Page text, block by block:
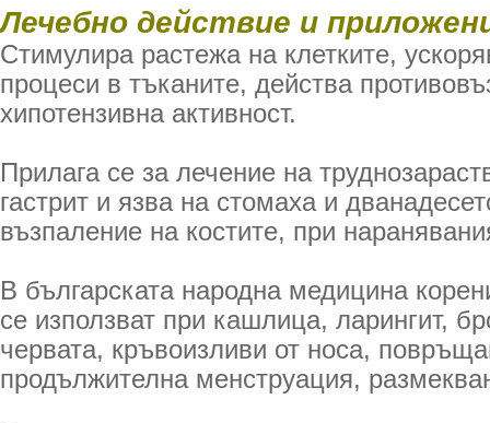
Лечебно действие и
Стимулира растежа на клетките,
процеси в тъканите, действа
хипотензивна активност.
Прилага се за лечение на
гастрит и язва на стомаха и
възпаление на костите, при
В българската народна медицина
се използват при кашлица, ларингит,
червата, кръвоизливи от носа,
продължителна менструация,